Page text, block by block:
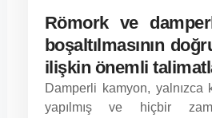
Römork ve
boşaltılmasının
ilişkin önemli
Damperli kamyon, yalnızca
yapılmış ve hiçbir